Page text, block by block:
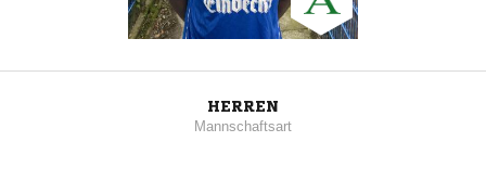
HERREN
Mannschaftsart